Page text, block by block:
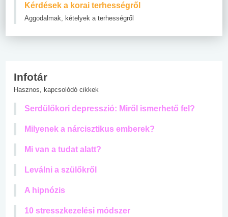
Kérdések a korai terhességről
Aggodalmak, kételyek a terhességről
Infotár
Hasznos, kapcsolódó cikkek
Serdülőkori depresszió: Miről ismerhető fel?
Milyenek a nárcisztikus emberek?
Mi van a tudat alatt?
Leválni a szülőkről
A hipnózis
10 stresszkezelési módszer